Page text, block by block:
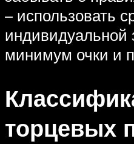
– использовать
индивидуальной
минимум очки и
торцевых